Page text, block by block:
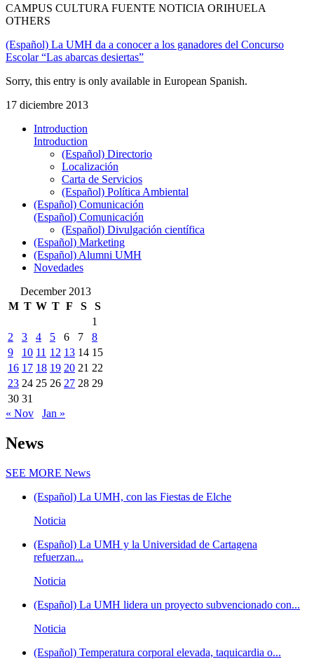
CAMPUS CULTURA FUENTE NOTICIA ORIHUELA
OTHERS
(Español) La UMH da a conocer a los ganadores del Concurso
Escolar “Las abarcas desiertas”
Sorry, this entry is only available in European Spanish.
17 diciembre 2013
Introduction
Introduction
(Español) Directorio
Localización
Carta de Servicios
(Español) Política Ambiental
(Español) Comunicación
(Español) Comunicación
(Español) Divulgación científica
(Español) Marketing
(Español) Alumni UMH
Novedades
December 2013
M T W T F S
S
1
2
3 4 5 6 7
8
9
10 11 12 13 14 15
16 17 18 19 20 21 22
23 24 25 26 27 28 29
30 31
« Nov
Jan »
News
SEE MORE News
(Español) La UMH, con las Fiestas de Elche
Noticia
(Español) La UMH y la Universidad de Cartagena
refuerzan...
Noticia
(Español) La UMH lidera un proyecto subvencionado con...
Noticia
(Español) Temperatura corporal elevada, taquicardia o...